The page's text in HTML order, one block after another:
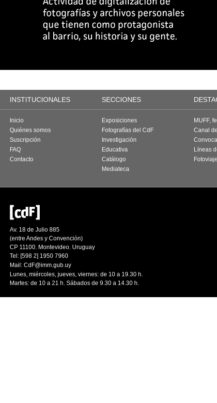
INSTITUCIONALES SECCIONES
Inicio
Quiénes somos
Suscripción
FAQ
Contacto
Exposiciones
Fotografías del CdF
Investigación
Educativa
Catálogo
Mediateca
MUFF,
Canal
Líneas
Av. 18 de Julio 885
(entre Andes y Convención)
CP 11100. Montevideo. Uruguay
Tel: [598 2] 1950 7960
Mail: CdF@imm.gub.uy
Lunes, miércoles, jueves, viernes: de 10 a 19.30 h.
Martes: de 10 a 21 h. Sábados de 9.30 a 14.30 h.